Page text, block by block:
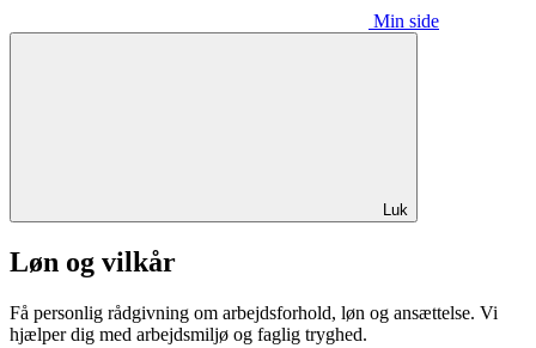
Min side
Luk
Løn og vilkår
Få personlig rådgivning om arbejdsforhold, løn og ansættelse. Vi
hjælper dig med arbejdsmiljø og faglig tryghed.